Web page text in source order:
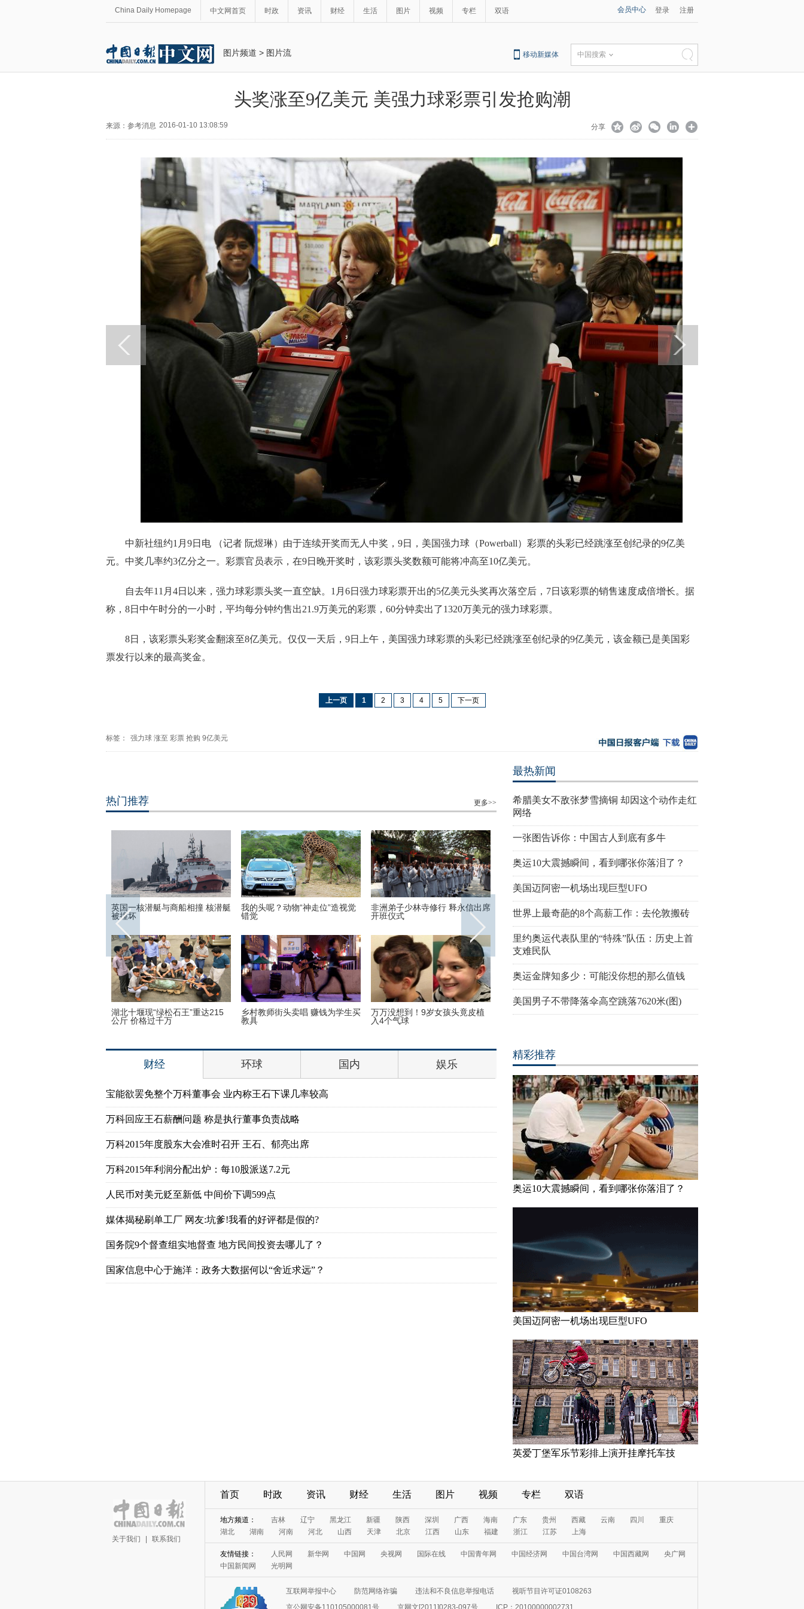
China Daily Homepage 中文网首页 时政 资讯 财经 生活 图片 视频 专栏 双语 会员中心 登录 注册
图片频道 > 图片流 移动新媒体 中国搜索
头奖涨至9亿美元 美强力球彩票引发抢购潮
来源：参考消息 2016-01-10 13:08:59 分享
中新社纽约1月9日电 （记者 阮煜琳）由于连续开奖而无人中奖，9日，美国强力球（Powerball）彩票的头彩已经跳涨至创纪录的9亿美
元。中奖几率约3亿分之一。彩票官员表示，在9日晚开奖时，该彩票头奖数额可能将冲高至10亿美元。
自去年11月4日以来，强力球彩票头奖一直空缺。1月6日强力球彩票开出的5亿美元头奖再次落空后，7日该彩票的销售速度成倍增长。据
称，8日中午时分的一小时，平均每分钟约售出21.9万美元的彩票，60分钟卖出了1320万美元的强力球彩票。
8日，该彩票头彩奖金翻滚至8亿美元。仅仅一天后，9日上午，美国强力球彩票的头彩已经跳涨至创纪录的9亿美元，该金额已是美国彩
票发行以来的最高奖金。
上一页 1 2 3 4 5 下一页
标签： 强力球 涨至 彩票 抢购 9亿美元
热门推荐 更多>>
美国迈阿密一机场出现巨型UFO 高墙之内：探访泰国重刑犯监狱
丹麦小猫拥有奇异大眼 睡觉时仍
半睁
“双头姐妹”共享一个身体 已大学
毕业
三万英尺高空下的地球 没想到竟
如此美丽
巴西：2016里约动漫节精彩上演
花式Cosplay美女趣味十足
里约奥运会前瞻：美国男子体操
队运动员媒体写真
2016里约奥运会和残奥会吉祥物
亮相
伦敦：著名“不爽猫”蜡像亮相杜
里约奥运会前瞻：美国女篮媒体
财经 环球 国内 娱乐
宝能欲罢免整个万科董事会 业内称王石下课几率较高
万科回应王石薪酬问题 称是执行董事负责战略
万科2015年度股东大会准时召开 王石、郁亮出席
万科2015年利润分配出炉：每10股派送7.2元
人民币对美元贬至新低 中间价下调599点
媒体揭秘刷单工厂 网友:坑爹!我看的好评都是假的?
国务院9个督查组实地督查 地方民间投资去哪儿了？
国家信息中心于施洋：政务大数据何以“舍近求远”？
最热新闻
希腊美女不敌张梦雪摘铜 却因这个动作走红
网络
一张图告诉你：中国古人到底有多牛
奥运10大震撼瞬间，看到哪张你落泪了？
美国迈阿密一机场出现巨型UFO
世界上最奇葩的8个高薪工作：去伦敦搬砖
里约奥运代表队里的“特殊”队伍：历史上首
支难民队
奥运金牌知多少：可能没你想的那么值钱
美国男子不带降落伞高空跳落7620米(图)
精彩推荐
奥运10大震撼瞬间，看到哪张你落泪了？
美国迈阿密一机场出现巨型UFO
英爱丁堡军乐节彩排上演开挂摩托车技
关于我们 联系我们
首页 时政 资讯 财经 生活 图片 视频 专栏 双语
地方频道： 吉林 辽宁 黑龙江 新疆 陕西 深圳 广西 海南 广东 贵州 西藏 云南 四川
重庆
湖北
湖南 河南 河北 山西 天津 北京 江西 山东 福建 浙江 江苏 上海
友情链接： 人民网 新华网 中国网 央视网 国际在线 中国青年网 中国经济网 中国台湾网 中国西藏网
央广网
中国新闻网
光明网
互联网举报中心 防范网络诈骗 违法和不良信息举报电话
视听节目许可证0108263
京公网安备110105000081号
京网文[2011]0283-097号 ICP：20100000002731